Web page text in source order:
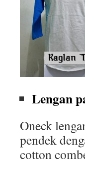
Lengan
Oneck
pendek
cotton